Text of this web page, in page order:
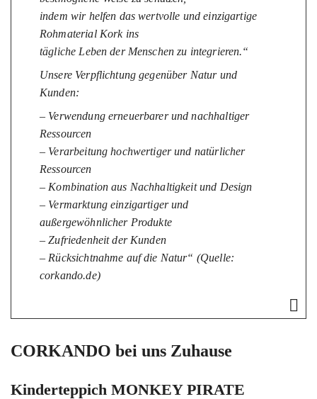
indem wir helfen das wertvolle und einzigartige
Rohmaterial Kork ins
tägliche Leben der Menschen zu integrieren.“
Unsere Verpflichtung gegenüber Natur und
Kunden:
– Verwendung erneuerbarer und nachhaltiger
Ressourcen
– Verarbeitung hochwertiger und natürlicher
Ressourcen
– Kombination aus Nachhaltigkeit und Design
– Vermarktung einzigartiger und
außergewöhnlicher Produkte
– Zufriedenheit der Kunden
– Rücksichtnahme auf die Natur“ (Quelle:
corkando.de)
CORKANDO bei uns Zuhause
Kinderteppich MONKEY PIRATE